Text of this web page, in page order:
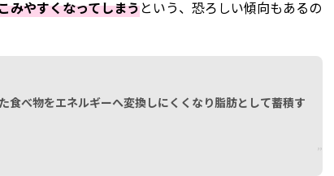
みやすくなってしまうという、恐ろしい傾向もあるの
食べ物をエネルギーへ変換しにくくなり脂肪として蓄積す